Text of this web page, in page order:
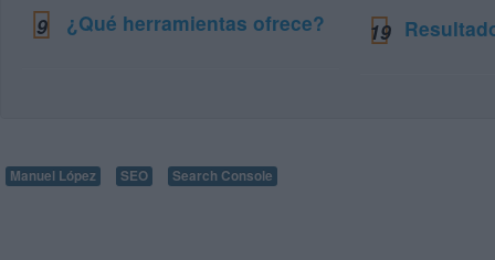
9
¿Qué herramientas ofrece?
19
Manuel López SEO Search Console